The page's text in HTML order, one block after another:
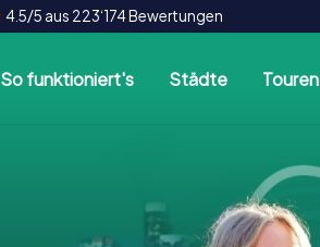
4.5/5 aus 223‘174 Bewertungen
So funktioniert's Städte Touren